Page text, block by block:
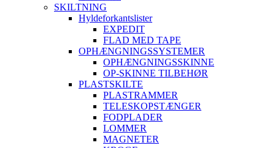
SKILTNING
Hyldeforkantslister
EXPEDIT
FLAD MED TAPE
OPHÆNGNINGSSYSTEMER
OPHÆNGNINGSSKINNE
OP-SKINNE TILBEHØR
PLASTSKILTE
PLASTRAMMER
TELESKOPSTÆNGER
FODPLADER
LOMMER
MAGNETER